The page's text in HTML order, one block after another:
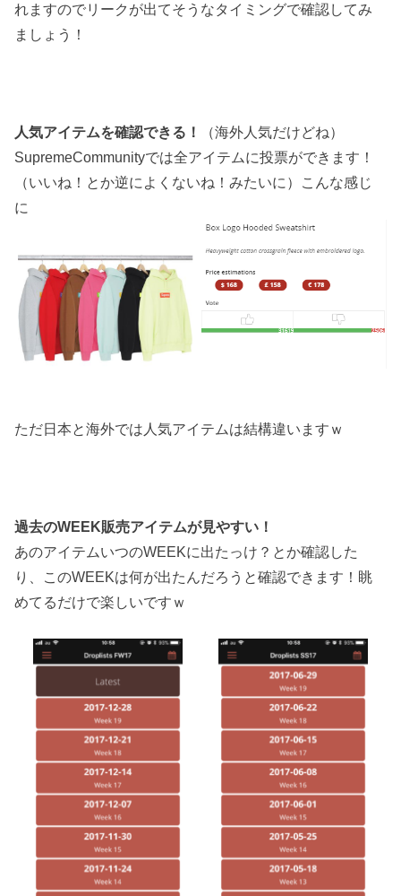
れますのでリークが出てそうなタイミングで確認してみ
ましょう！
人気アイテムを確認できる！
（海外人気だけどね）
SupremeCommunityでは全アイテムに投票ができます！
（いいね！とか逆によくないね！みたいに）こんな感じ
に
ただ日本と海外では人気アイテムは結構違いますｗ
過去のWEEK販売アイテムが見やすい！
あのアイテムいつのWEEKに出たっけ？とか確認した
り、このWEEKは何が出たんだろうと確認できます！眺
めてるだけで楽しいですｗ